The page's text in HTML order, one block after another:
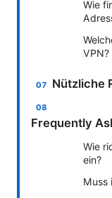
Wie
VPN?
Nützliche
Frequently
Wie
ein?
Muss